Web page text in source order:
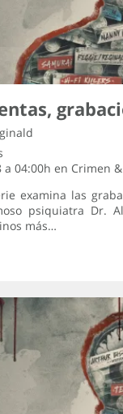
a 04:00h en Crimen
examina las
psiquiatra Dr.
más…